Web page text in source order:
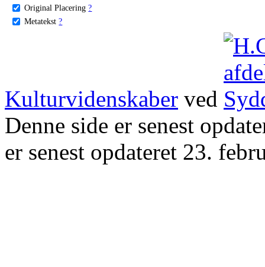
Original Placering ?
Metatekst ?
Kulturvidenskaber ved
Denne side er senest
er senest opdateret 23.